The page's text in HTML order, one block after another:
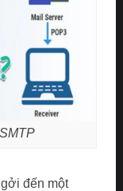
đến một